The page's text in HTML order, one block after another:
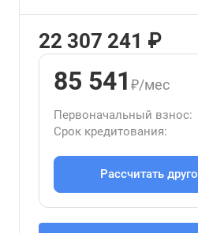
22 307 241 ₽
85 541 ₽/мес
Первоначальный взнос:
Срок кредитования:
Рассчитать